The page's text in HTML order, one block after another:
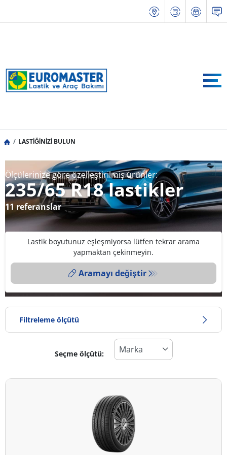
LASTİĞİNİZİ BULUN
Ölçülerinize göre özelleştirilmiş ürünler:
235/65 R18 lastikler
11 referanslar
Lastik boyutunuz eşleşmiyorsa lütfen tekrar arama
yapmaktan çekinmeyin.
Aramayı değiştir
Filtreleme ölçütü
Lastik türü
Tüm lastik türleri (11)
Dört mevsim (7)
Seçme ölçütü: